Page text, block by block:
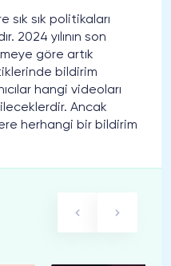
sık sık politikaları
2024 yılının son
göre artık
bildirim
hangi videoları
Ancak
herhangi bir bildirim